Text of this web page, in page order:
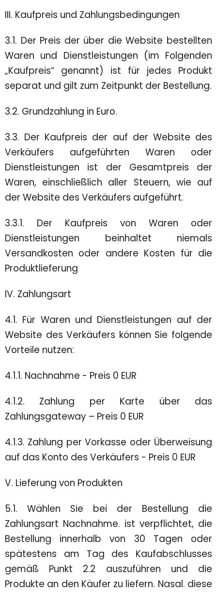
III. Kaufpreis und Zahlungsbedingungen
3.1. Der Preis der über die Website bestellten
Waren und Dienstleistungen (im Folgenden
„Kaufpreis“ genannt) ist für jedes Produkt
separat und gilt zum Zeitpunkt der Bestellung.
3.2. Grundzahlung in Euro.
3.3. Der Kaufpreis der auf der Website des
Verkäufers aufgeführten Waren oder
Dienstleistungen ist der Gesamtpreis der
Waren, einschließlich aller Steuern, wie auf
der Website des Verkäufers aufgeführt.
3.3.1. Der Kaufpreis von Waren oder
Dienstleistungen beinhaltet niemals
Versandkosten oder andere Kosten für die
Produktlieferung
IV. Zahlungsart
4.1. Für Waren und Dienstleistungen auf der
Website des Verkäufers können Sie folgende
Vorteile nutzen:
4.1.1. Nachnahme - Preis 0 EUR
4.1.2. Zahlung per Karte über das
Zahlungsgateway – Preis 0 EUR
4.1.3. Zahlung per Vorkasse oder Überweisung
auf das Konto des Verkäufers - Preis 0 EUR
V. Lieferung von Produkten
5.1. Wählen Sie bei der Bestellung die
Zahlungsart Nachnahme. ist verpflichtet, die
Bestellung innerhalb von 30 Tagen oder
spätestens am Tag des Kaufabschlusses
gemäß Punkt 2.2 auszuführen und die
Produkte an den Käufer zu liefern. Nasal. diese